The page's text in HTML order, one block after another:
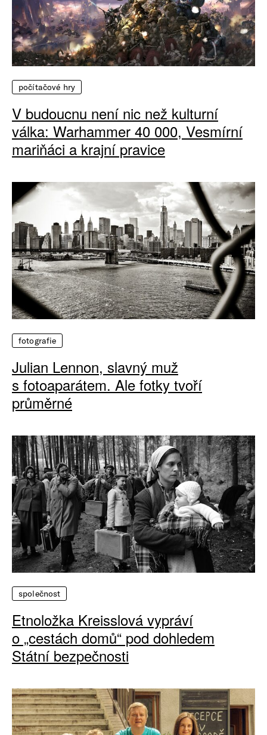
počítačové hry
V budoucnu není nic než kulturní
válka: Warhammer 40 000, Vesmírní
mariňáci a krajní pravice
fotografie
Julian Lennon, slavný muž
s fotoaparátem. Ale fotky tvoří
průměrné
společnost
Etnoložka Kreisslová vypráví
o „cestách domů“ pod dohledem
Státní bezpečnosti